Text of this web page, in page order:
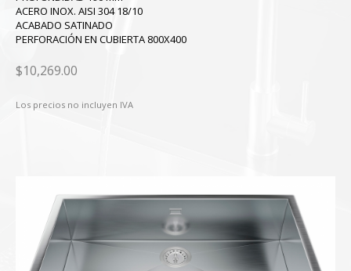
ACERO INOX. AISI 304 18/10
ACABADO SATINADO
PERFORACIÓN EN CUBIERTA 800X400
$10,269.00
Los precios no incluyen IVA